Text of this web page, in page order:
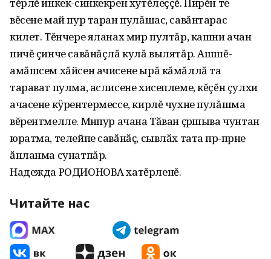
вĕсене май пур таран пулăшас, савăнтарас
килет. Тĕнчере яланах мир пултăр, кашни ачан
пичĕ çинче савăнăçлă кулă вылятăр. Ашшĕ-
амăшсем хăйсен ачисене ырă кăмăллă та
тарават пулма, аслисене хисеплеме, кĕçĕн çулхи
ачасене кÿрентермессе, кирлĕ чухне пулăшма
вĕрентмелле. Мӗнпур ачана Тӑван ҫӗршыва чунтан
юратма, телейпе савӑнӑҫ, сывлӑх тата пӗр-пӗрне
ӑнланма сунатпăр.
Надежда РОДИОНОВА хатĕрленĕ.
Читайте нас